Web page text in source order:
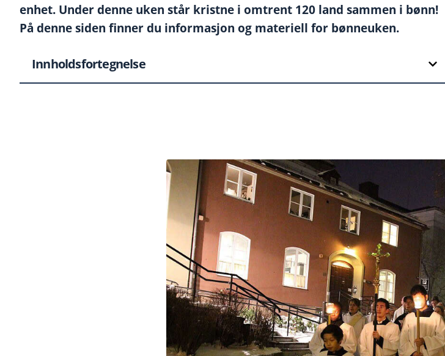
enhet. Under denne uken står kristne i omtrent 120 land sammen i bønn!
På denne siden finner du informasjon og materiell for bønneuken.
Innholdsfortegnelse